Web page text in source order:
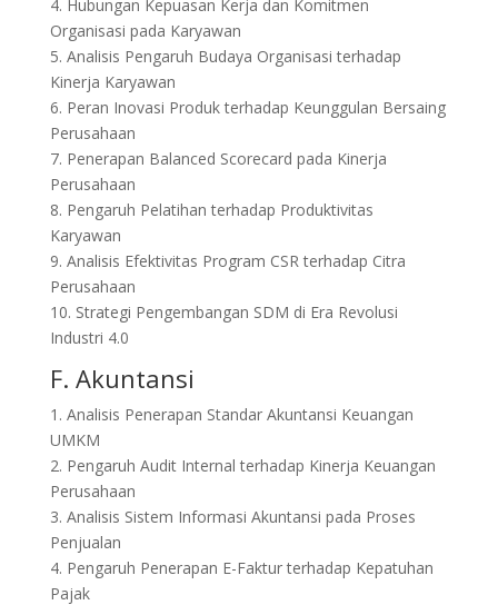
4. Hubungan Kepuasan Kerja dan Komitmen
Organisasi pada Karyawan
5. Analisis Pengaruh Budaya Organisasi terhadap
Kinerja Karyawan
6. Peran Inovasi Produk terhadap Keunggulan Bersaing
Perusahaan
7. Penerapan Balanced Scorecard pada Kinerja
Perusahaan
8. Pengaruh Pelatihan terhadap Produktivitas
Karyawan
9. Analisis Efektivitas Program CSR terhadap Citra
Perusahaan
10. Strategi Pengembangan SDM di Era Revolusi
Industri 4.0
F. Akuntansi
1. Analisis Penerapan Standar Akuntansi Keuangan
UMKM
2. Pengaruh Audit Internal terhadap Kinerja Keuangan
Perusahaan
3. Analisis Sistem Informasi Akuntansi pada Proses
Penjualan
4. Pengaruh Penerapan E-Faktur terhadap Kepatuhan
Pajak